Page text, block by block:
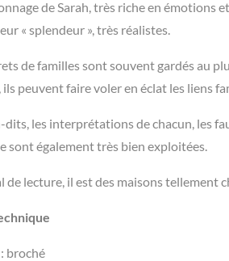
de Sarah, très riche en émotions
« splendeur », très réalistes.
de familles sont souvent gardés au
ils peuvent faire voler en éclat les liens
dits, les interprétations de chacun, les
sont également très bien exploitées.
de lecture, il est des maisons tellement
broché